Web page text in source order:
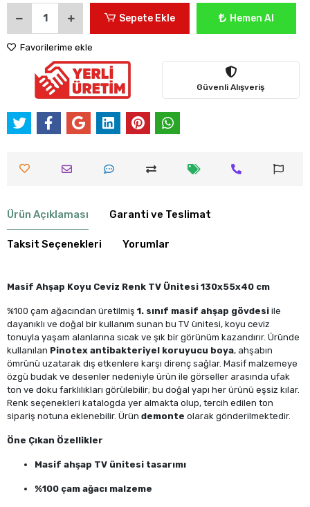
Sepete Ekle Hemen Al
Favorilerime ekle
Güvenli Alışveriş
Ürün Açıklaması Garanti ve Teslimat
Taksit Seçenekleri Yorumlar
Masif Ahşap Koyu Ceviz Renk TV Ünitesi 130x55x40 cm
%100 çam ağacından üretilmiş 1. sınıf masif ahşap gövdesi ile
dayanıklı ve doğal bir kullanım sunan bu TV ünitesi, koyu ceviz
tonuyla yaşam alanlarına sıcak ve şık bir görünüm kazandırır. Üründe
kullanılan Pinotex antibakteriyel koruyucu boya, ahşabın
ömrünü uzatarak dış etkenlere karşı direnç sağlar. Masif malzemeye
özgü budak ve desenler nedeniyle ürün ile görseller arasında ufak
ton ve doku farklılıkları görülebilir; bu doğal yapı her ürünü eşsiz kılar.
Renk seçenekleri katalogda yer almakta olup, tercih edilen ton
sipariş notuna eklenebilir. Ürün demonte olarak gönderilmektedir.
Öne Çıkan Özellikler
Masif ahşap TV ünitesi tasarımı
%100 çam ağacı malzeme